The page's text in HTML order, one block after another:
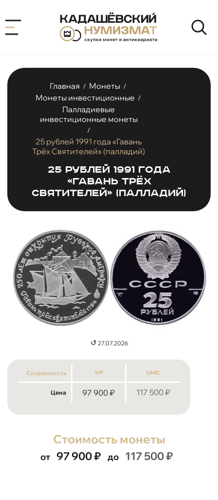
Главная / Монеты /
Монеты инвестиционные /
Палладиевые
инвестиционные монеты
/
25 рублей 1991 года «Гавань
Трёх Святителей» (палладий)
25 рублей 1991 года
«Гавань Трёх
Святителей» (палладий)
↺ 27.07.2026
Сохранность xf unc
Цена 97 900₽ 117 500₽
Стоимость монеты
от 97 900₽ до 117 500₽